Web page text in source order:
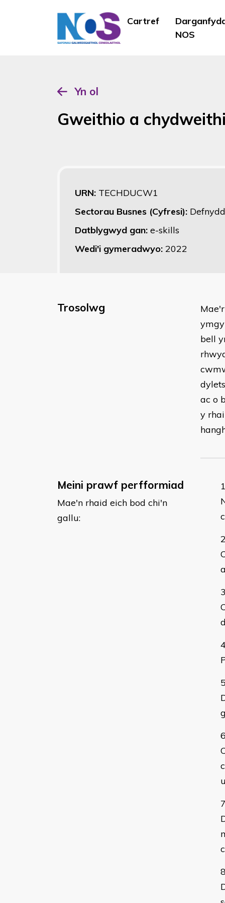
Cartref
NOS
Yn ol
Gweithio a
URN: TECHDUCW1
Sectorau Busnes (Cyfresi):
Datblygwyd gan: e-skills
Wedi'i gymeradwyo: 2022
Trosolwg
bell
ac o
y
Meini prawf perfformiad
Mae'n rhaid eich bod chi'n
gallu: